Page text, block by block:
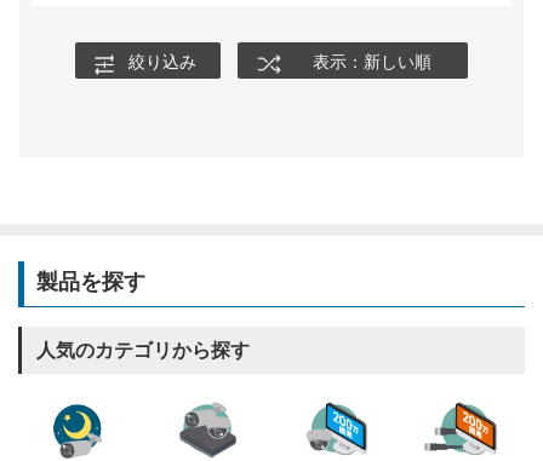
絞り込み 表示：新しい順
製品を探す
人気のカテゴリから探す